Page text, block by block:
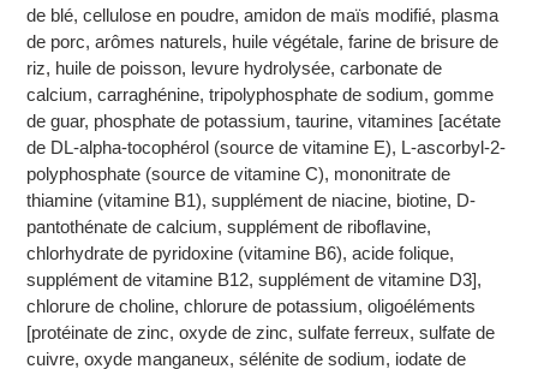
de blé, cellulose en poudre, amidon de maïs modifié, plasma
de porc, arômes naturels, huile végétale, farine de brisure de
riz, huile de poisson, levure hydrolysée, carbonate de
calcium, carraghénine, tripolyphosphate de sodium, gomme
de guar, phosphate de potassium, taurine, vitamines [acétate
de DL-alpha-tocophérol (source de vitamine E), L-ascorbyl-2-
polyphosphate (source de vitamine C), mononitrate de
thiamine (vitamine B1), supplément de niacine, biotine, D-
pantothénate de calcium, supplément de riboflavine,
chlorhydrate de pyridoxine (vitamine B6), acide folique,
supplément de vitamine B12, supplément de vitamine D3],
chlorure de choline, chlorure de potassium, oligoéléments
[protéinate de zinc, oxyde de zinc, sulfate ferreux, sulfate de
cuivre, oxyde manganeux, sélénite de sodium, iodate de